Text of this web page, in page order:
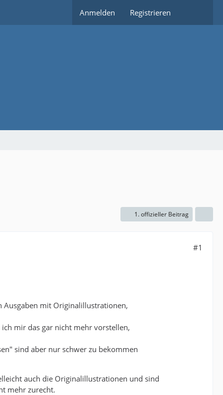
Anmelden Registrieren
1. offizieller Beitrag
#1
Ausgaben mit Originalillustrationen,
mir das gar nicht mehr vorstellen,
sind aber nur schwer zu bekommen
auch die Originalillustrationen und sind
mehr zurecht.